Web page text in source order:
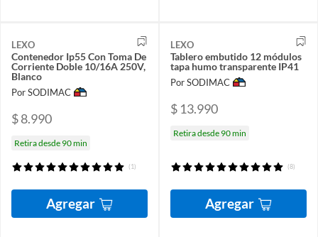
LEXO
Contenedor Ip55 Con Toma De
Corriente Doble 10/16A 250V,
Blanco
Por SODIMAC
$ 8.990
Retira desde 90 min
(1)
Agregar
LEXO
Tablero embutido 12 módulos
tapa humo transparente IP41
Por SODIMAC
$ 13.990
Retira desde 90 min
(8)
Agregar